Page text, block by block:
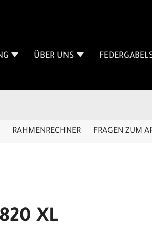
ÜBER UNS
RAHMENRECHNER FRAGEN ZUM
XL